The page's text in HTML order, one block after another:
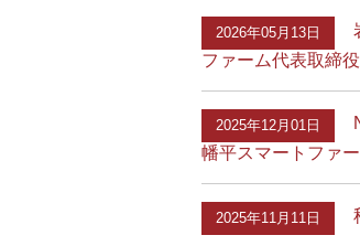
2026年05月13日
ファーム代表取締
2025年12月01日
幡平スマートファ
2025年11月11日